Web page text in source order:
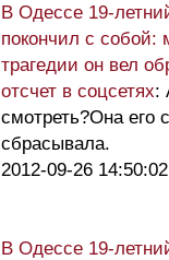
В Одессе 19-
покончил с собой:
трагедии он вел
отсчет в соцсетях:
смотреть?Она его
сбрасывала.
2012-09-26 14:50:02
В Одессе 19-